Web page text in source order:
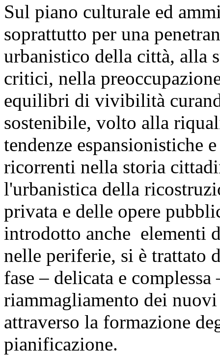
Sul piano culturale ed
soprattutto per una
urbanistico della città, alla
critici, nella
equilibri di vivibilità
sostenibile, volto alla
tendenze espansionistiche
ricorrenti nella storia
l'urbanistica della
privata e delle opere
introdotto anche elementi
nelle periferie, si è trattato
fase – delicata e
riammagliamento dei
attraverso la formazione
pianificazione.